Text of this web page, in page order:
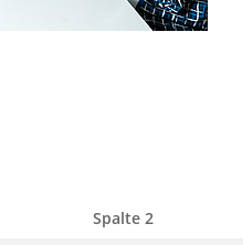
Spalte 2